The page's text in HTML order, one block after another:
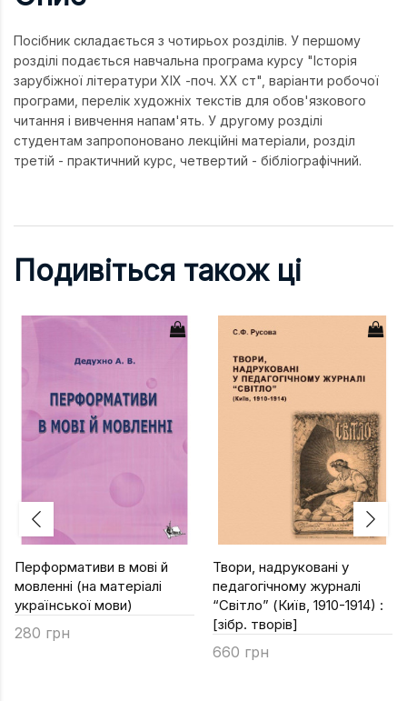
Посібник складається з чотирьох розділів. У першому
розділі подається навчальна програма курсу "Історія
зарубіжної літератури ХІХ -поч. ХХ ст", варіанти робочої
програми, перелік художніх текстів для обов'язкового
читання і вивчення напам'ять. У другому розділі
студентам запропоновано лекційні матеріали, розділ
третій - практичний курс, четвертий - бібліографічний.
Подивіться також ці
Перформативи в мові й
мовленні (на матеріалі
української мови)
280 грн
Твори, надруковані у
педагогічному журналі
“Світло” (Київ, 1910-1914) :
[зібр. творів]
660 грн